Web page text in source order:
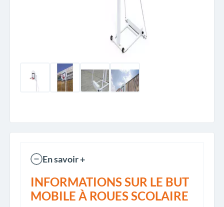
En savoir +
INFORMATIONS SUR LE BUT
MOBILE À ROUES SCOLAIRE